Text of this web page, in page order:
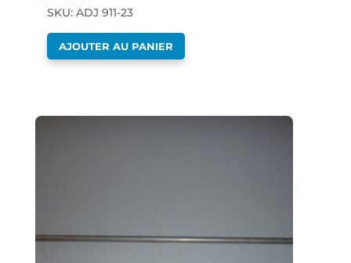
SKU: ADJ 911-23
AJOUTER AU PANIER